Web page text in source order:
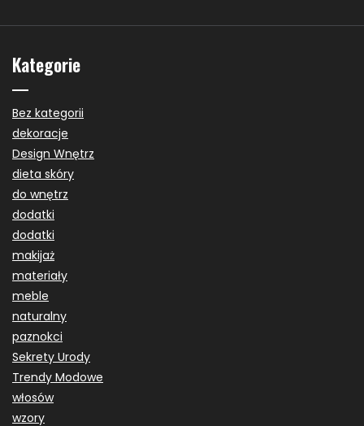
Kategorie
Bez kategorii
dekoracje
Design Wnętrz
dieta skóry
do wnętrz
dodatki
dodatki
makijaż
materiały
meble
naturalny
paznokci
Sekrety Urody
Trendy Modowe
włosów
wzory